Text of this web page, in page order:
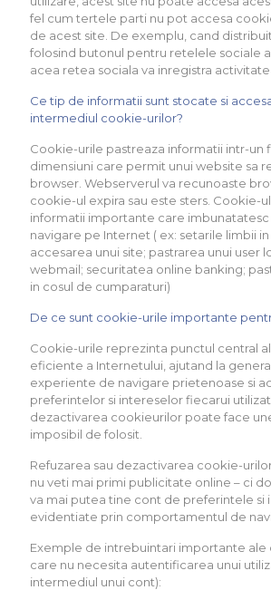
fel cum tertele parti nu pot accesa
de acest site. De exemplu, cand
folosind butonul pentru retelele sociale
acea retea sociala va inregistra
Ce tip de informatii sunt stocate si
intermediul cookie-urilor?
Cookie-urile pastreaza informatii intr-un
dimensiuni care permit unui website sa
browser. Webserverul va recunoaste
cookie-ul expira sau este sters. Cookie-
informatii importante care
navigare pe Internet ( ex: setarile limbii
accesarea unui site; pastrarea unui user
webmail; securitatea online banking;
in cosul de cumparaturi)
De ce sunt cookie-urile importante
Cookie-urile reprezinta punctul central
eficiente a Internetului, ajutand la
experiente de navigare prietenoase si
preferintelor si intereselor fiecarui
dezactivarea cookieurilor poate face
imposibil de folosit.
Refuzarea sau dezactivarea cookie-
nu veti mai primi publicitate online – ci
va mai putea tine cont de preferintele si
evidentiate prin comportamentul de
Exemple de intrebuintari importante ale
care nu necesita autentificarea unui
intermediul unui cont):